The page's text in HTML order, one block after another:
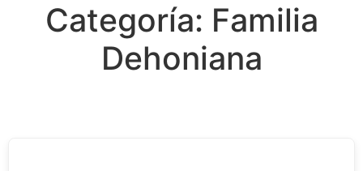
Categoría: Familia
Dehoniana